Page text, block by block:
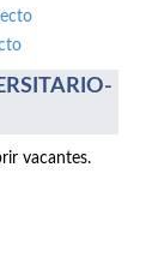
vacantes.